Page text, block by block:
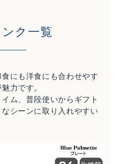
ク一覧
にも洋食にも合わせやす
力です。
ム、普段使いからギフト
シーンに取り入れやすい